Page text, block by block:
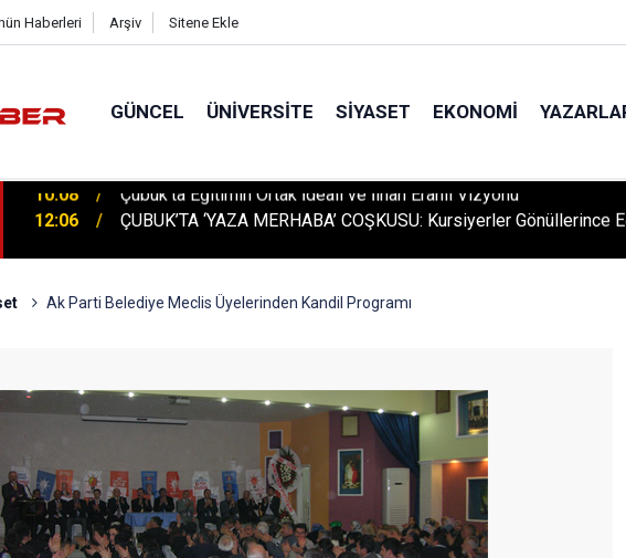
Haberleri Arşiv Sitene Ekle
GÜNCEL ÜNIVERSITE SIYASET EKONOMI
12:06 ÇUBUK’TA ‘YAZA MERHABA’ COŞKUSU: Kursiyerler Gönüllerince
Ak Parti Belediye Meclis Üyelerinden Kandil Programı